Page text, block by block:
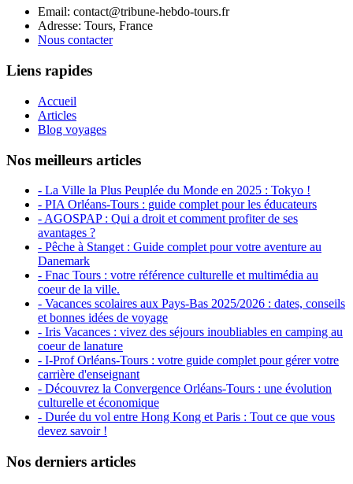
Email: contact@tribune-hebdo-tours.fr
Adresse: Tours, France
Nous contacter
Liens rapides
Accueil
Articles
Blog voyages
Nos meilleurs articles
- La Ville la Plus Peuplée du Monde en 2025 : Tokyo !
- PIA Orléans-Tours : guide complet pour les éducateurs
- AGOSPAP : Qui a droit et comment profiter de ses
avantages ?
- Pêche à Stanget : Guide complet pour votre aventure au
Danemark
- Fnac Tours : votre référence culturelle et multimédia au
coeur de la ville.
- Vacances scolaires aux Pays-Bas 2025/2026 : dates, conseils
et bonnes idées de voyage
- Iris Vacances : vivez des séjours inoubliables en camping au
coeur de lanature
- I-Prof Orléans-Tours : votre guide complet pour gérer votre
carrière d'enseignant
- Découvrez la Convergence Orléans-Tours : une évolution
culturelle et économique
- Durée du vol entre Hong Kong et Paris : Tout ce que vous
devez savoir !
Nos derniers articles